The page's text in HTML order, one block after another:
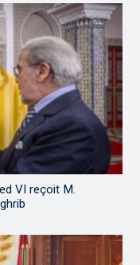
VI reçoit M.